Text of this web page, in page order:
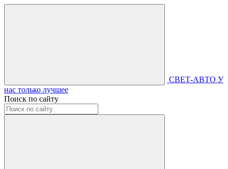
СВЕТ-АВТО У
нас только лучшее
Поиск по сайту